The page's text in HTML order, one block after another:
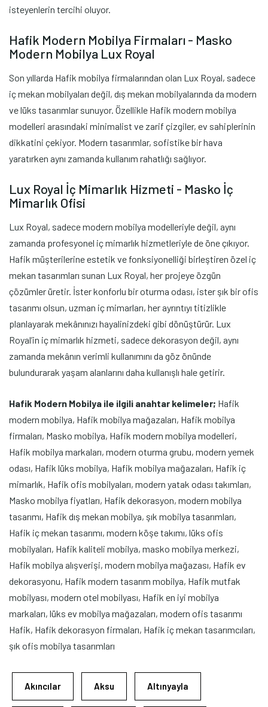
isteyenlerin tercihi oluyor.
Hafik Modern Mobilya Firmaları - Masko
Modern Mobilya Lux Royal
Son yıllarda Hafik mobilya firmalarından olan Lux Royal, sadece
iç mekan mobilyaları değil, dış mekan mobilyalarında da modern
ve lüks tasarımlar sunuyor. Özellikle Hafik modern mobilya
modelleri arasındaki minimalist ve zarif çizgiler, ev sahiplerinin
dikkatini çekiyor. Modern tasarımlar, sofistike bir hava
yaratırken aynı zamanda kullanım rahatlığı sağlıyor.
Lux Royal İç Mimarlık Hizmeti - Masko İç
Mimarlık Ofisi
Lux Royal, sadece modern mobilya modelleriyle değil, aynı
zamanda profesyonel iç mimarlık hizmetleriyle de öne çıkıyor.
Hafik müşterilerine estetik ve fonksiyonelliği birleştiren özel iç
mekan tasarımları sunan Lux Royal, her projeye özgün
çözümler üretir. İster konforlu bir oturma odası, ister şık bir ofis
tasarımı olsun, uzman iç mimarları, her ayrıntıyı titizlikle
planlayarak mekânınızı hayalinizdeki gibi dönüştürür. Lux
Royal’in iç mimarlık hizmeti, sadece dekorasyon değil, aynı
zamanda mekânın verimli kullanımını da göz önünde
bulundurarak yaşam alanlarını daha kullanışlı hale getirir.
Hafik Modern Mobilya ile ilgili anahtar kelimeler; Hafik
modern mobilya, Hafik mobilya mağazaları, Hafik mobilya
firmaları, Masko mobilya, Hafik modern mobilya modelleri,
Hafik mobilya markaları, modern oturma grubu, modern yemek
odası, Hafik lüks mobilya, Hafik mobilya mağazaları, Hafik iç
mimarlık, Hafik ofis mobilyaları, modern yatak odası takımları,
Masko mobilya fiyatları, Hafik dekorasyon, modern mobilya
tasarımı, Hafik dış mekan mobilya, şık mobilya tasarımları,
Hafik iç mekan tasarımı, modern köşe takımı, lüks ofis
mobilyaları, Hafik kaliteli mobilya, masko mobilya merkezi,
Hafik mobilya alışverişi, modern mobilya mağazası, Hafik ev
dekorasyonu, Hafik modern tasarım mobilya, Hafik mutfak
mobilyası, modern otel mobilyası, Hafik en iyi mobilya
markaları, lüks ev mobilya mağazaları, modern ofis tasarımı
Hafik, Hafik dekorasyon firmaları, Hafik iç mekan tasarımcıları,
şık ofis mobilya tasarımları
Akıncılar Aksu Altınyayla